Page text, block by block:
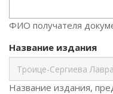
ФИО получателя
Название издания
Название издания,